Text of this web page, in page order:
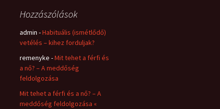
Hozzászólások
admin -Habituális (ismétlődő)
vetélés – kihez forduljak?
remenyke -Mit tehet a férfi és
a nő? – A meddőség
feldolgozása
Mit tehet a férfi és a nő? – A
meddőség feldolgozása «